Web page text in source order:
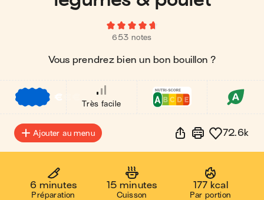
653 notes
Vous prendrez bien un bon bouillon ?
€
Très facile
Ajouter au menu 72.6k
6 minutes
Préparation
15 minutes
Cuisson
177 kcal
Par portion